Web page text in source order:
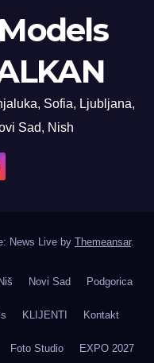
Sofia, Ljubljana,
Sad, Nish
News Live by Themeansar.
Niš Novi Sad Podgorica
KLIJENTI Kontakt
Foto Studio EXPO 2027